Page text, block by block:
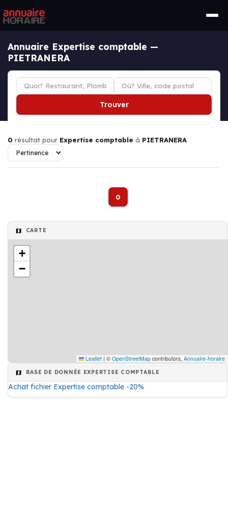
Annuaire Expertise comptable —
PIETRANERA
Trouver
0 résultat pour Expertise comptable à PIETRANERA
0
CARTE
+
−
Leaflet | © OpenStreetMap contributors, Annuaire-horaire
BASE DE DONNÉE EXPERTISE COMPTABLE
Achat fichier Expertise comptable -20%